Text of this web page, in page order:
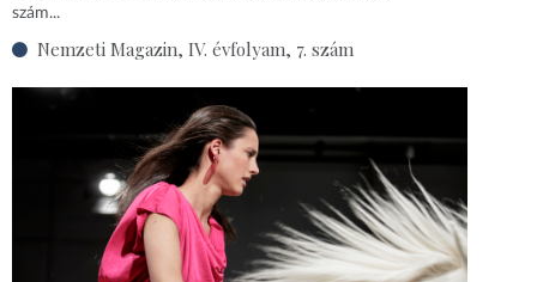
szám...
Nemzeti Magazin, IV. évfolyam, 7. szám